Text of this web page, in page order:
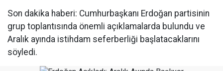
Son dakika haberi: Cumhurbaşkanı Erdoğan partisinin
grup toplantısında önemli açıklamalarda bulundu ve
Aralık ayında istihdam seferberliği başlatacaklarını
söyledi.